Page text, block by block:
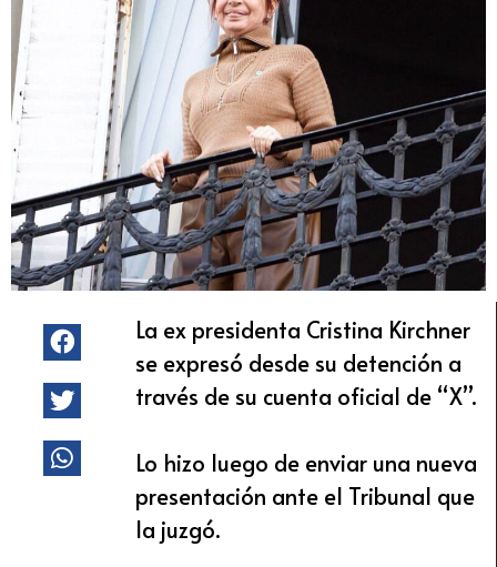
La ex presidenta Cristina Kirchner
se expresó desde su detención a
través de su cuenta oficial de “X”.
Lo hizo luego de enviar una nueva
presentación ante el Tribunal que
la juzgó.